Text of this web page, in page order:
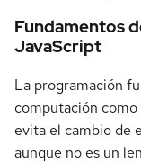
Fundamentos
JavaScript
La programación
computación
evita el cambio de
aunque no es un